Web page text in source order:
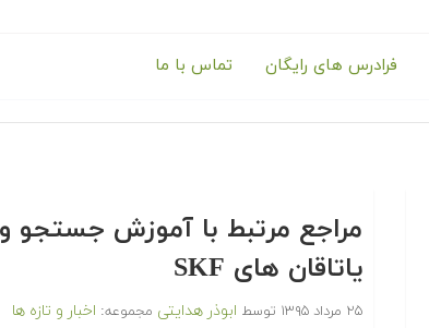
فرادرس های رایگان تماس با ما
مراجع مرتبط با آموزش جستجو
یاتاقان های SKF
۲۵ مرداد ۱۳۹۵ توسط ابوذر هدایتی مجموعه: اخبار و تازه ها